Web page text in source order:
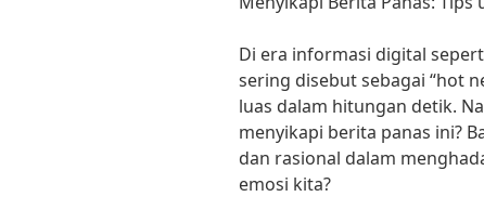
Di era informasi digital
sering disebut sebagai “hot
luas dalam hitungan detik.
menyikapi berita panas ini?
dan rasional dalam
emosi kita?